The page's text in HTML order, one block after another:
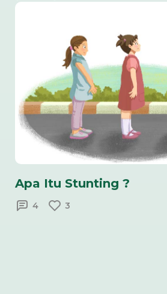
Apa Itu Stunting ?
4 3